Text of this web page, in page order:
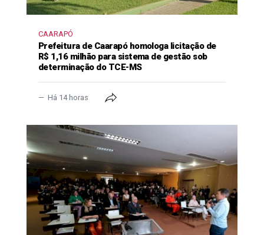
CAARAPÓ
Prefeitura de Caarapó homologa licitação de
R$ 1,16 milhão para sistema de gestão sob
determinação do TCE-MS
Há 14 horas